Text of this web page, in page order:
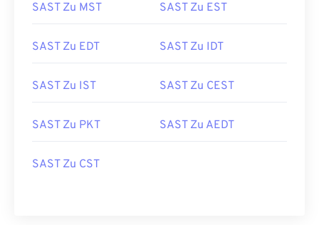
SAST Zu MST SAST Zu EST
SAST Zu EDT SAST Zu IDT
SAST Zu IST SAST Zu CEST
SAST Zu PKT SAST Zu AEDT
SAST Zu CST